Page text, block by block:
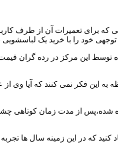
که برای تعمیرات آن از طرف
خود را با خرید یک لباسشویی
توسط این مرکز در رده گران
این فکر نمی کنند که آیا وی از
شده،پس از مدت زمان کوتاهی
کنید که در این زمینه سال ها